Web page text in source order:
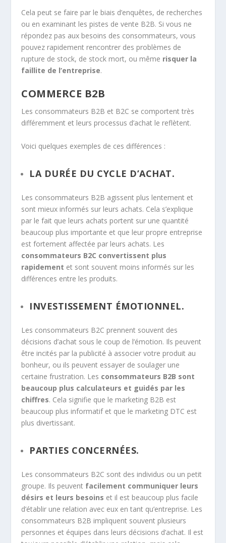
Cela peut se faire par le biais d’enquêtes, de recherches
ou en examinant les pistes de vente B2B. Si vous ne
répondez pas aux besoins des consommateurs, vous
pouvez rapidement rencontrer des problèmes de
rupture de stock, de stock mort, ou même risquer la
faillite de l’entreprise.
COMMERCE B2B
Les consommateurs B2B et B2C se comportent très
différemment et leurs processus d’achat le reflètent.
Voici quelques exemples de ces différences :
LA DURÉE DU CYCLE D’ACHAT.
Les consommateurs B2B agissent plus lentement et
sont mieux informés sur leurs achats. Cela s’explique
par le fait que leurs achats portent sur une quantité
beaucoup plus importante et que leur propre entreprise
est fortement affectée par leurs achats. Les
consommateurs B2C convertissent plus
rapidement et sont souvent moins informés sur les
différences entre les produits.
INVESTISSEMENT ÉMOTIONNEL.
Les consommateurs B2C prennent souvent des
décisions d’achat sous le coup de l’émotion. Ils peuvent
être incités par la publicité à associer votre produit au
bonheur, ou ils peuvent essayer de soulager une
certaine frustration. Les consommateurs B2B sont
beaucoup plus calculateurs et guidés par les
chiffres. Cela signifie que le marketing B2B est
beaucoup plus informatif et que le marketing DTC est
plus divertissant.
PARTIES CONCERNÉES.
Les consommateurs B2C sont des individus ou un petit
groupe. Ils peuvent facilement communiquer leurs
désirs et leurs besoins et il est beaucoup plus facile
d’établir une relation avec eux en tant qu’entreprise. Les
consommateurs B2B impliquent souvent plusieurs
personnes et équipes dans leurs décisions d’achat. Il est